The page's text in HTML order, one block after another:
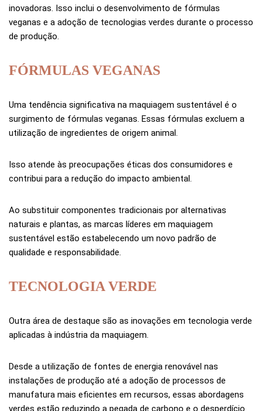
inovadoras. Isso inclui o desenvolvimento de fórmulas
veganas e a adoção de tecnologias verdes durante o processo
de produção.
FÓRMULAS VEGANAS
Uma tendência significativa na maquiagem sustentável é o
surgimento de fórmulas veganas. Essas fórmulas excluem a
utilização de ingredientes de origem animal.
Isso atende às preocupações éticas dos consumidores e
contribui para a redução do impacto ambiental.
Ao substituir componentes tradicionais por alternativas
naturais e plantas, as marcas líderes em maquiagem
sustentável estão estabelecendo um novo padrão de
qualidade e responsabilidade.
TECNOLOGIA VERDE
Outra área de destaque são as inovações em tecnologia verde
aplicadas à indústria da maquiagem.
Desde a utilização de fontes de energia renovável nas
instalações de produção até a adoção de processos de
manufatura mais eficientes em recursos, essas abordagens
verdes estão reduzindo a pegada de carbono e o desperdício